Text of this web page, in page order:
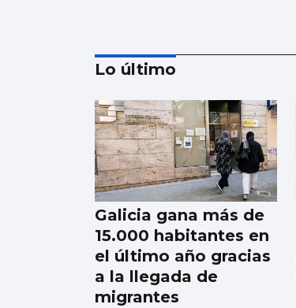
Récord de personas
afiliadas en Vigo y
provincia en julio
aunque sube el paro
Lo último
Galicia gana más de
15.000 habitantes en
el último año gracias
a la llegada de
migrantes